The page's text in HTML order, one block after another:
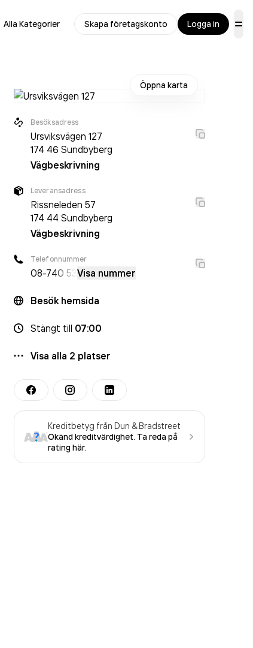
Alla Kategorier Skapa företagskonto Logga in
Öppna karta
Besöksadress
Ursviksvägen 127
174 46 Sundbyberg
Vägbeskrivning
Leveransadress
Rissneleden 57
174 44 Sundbyberg
Vägbeskrivning
Telefonnummer
08-740 53 Visa nummer
Besök hemsida
Stängt till 07:00
Visa alla 2 platser
Kreditbetyg från Dun & Bradstreet
Okänd kreditvärdighet. Ta reda på
rating här.